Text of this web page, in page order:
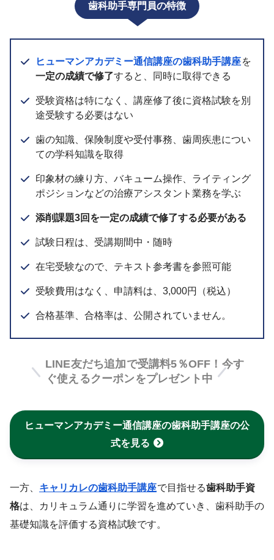
歯科助手専門員の特徴
ヒューマンアカデミー通信講座の歯科助手講座を
一定の成績で修了すると、同時に取得できる
受験資格は特になく、講座修了後に資格試験を別
途受験する必要はない
歯の知識、保険制度や受付事務、歯周疾患につい
ての学科知識を取得
印象材の練り方、バキューム操作、ライティング
ポジションなどの治療アシスタント業務を学ぶ
添削課題3回を一定の成績で修了する必要がある
試験日程は、受講期間中・随時
在宅受験なので、テキスト参考書を参照可能
受験費用はなく、申請料は、3,000円（税込）
合格基準、合格率は、公開されていません。
LINE友だち追加で受講料5％OFF！今す
ぐ使えるクーポンをプレゼント中
ヒューマンアカデミー通信講座の歯科助手講座の公
式を見る
一方、 キャリカレの歯科助手講座で目指せる歯科助手資
格は、カリキュラム通りに学習を進めていき、歯科助手の
基礎知識を評価する資格試験です。